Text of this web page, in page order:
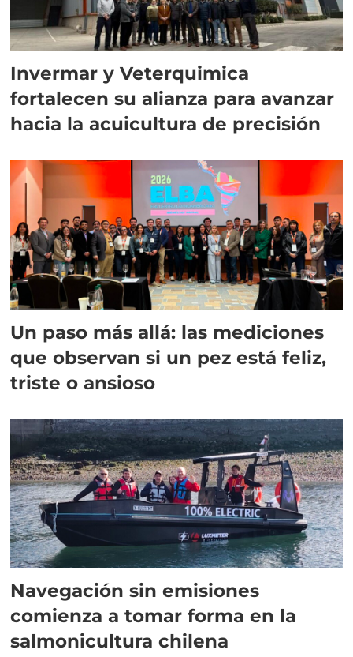
Invermar y Veterquimica
fortalecen su alianza para avanzar
hacia la acuicultura de precisión
Un paso más allá: las mediciones
que observan si un pez está feliz,
triste o ansioso
Navegación sin emisiones
comienza a tomar forma en la
salmonicultura chilena